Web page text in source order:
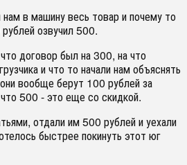
нам в машину весь товар и почему то
озвучил 500.
договор был на 300, на что
и что то начали нам объяснять
вообще берут 100 рублей за
500 - это еще со скидкой.
отдали им 500 рублей и уехали
быстрее покинуть этот юг